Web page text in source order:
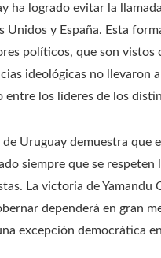
ha logrado evitar la
Unidos y España. Esta
políticos, que son vistos
ideológicas no llevaron
entre los líderes de los
de Uruguay demuestra
siempre que se
La victoria de Yamandu
dependerá en gran
excepción democrática